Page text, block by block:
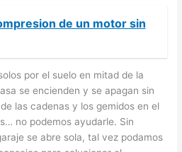
de un motor sin
por el suelo en mitad de la
se encienden y se apagan sin
las cadenas y los gemidos en el
no podemos ayudarle. Sin
se abre sola, tal vez podamos